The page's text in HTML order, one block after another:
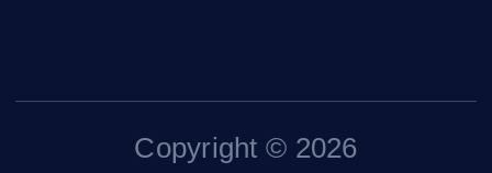
Copyright © 2026